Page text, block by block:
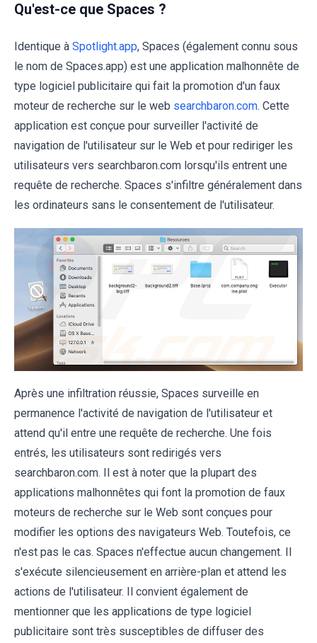
Qu'est-ce que Spaces ?
Identique à Spotlight.app, Spaces (également connu sous
le nom de Spaces.app) est une application malhonnête de
type logiciel publicitaire qui fait la promotion d'un faux
moteur de recherche sur le web searchbaron.com. Cette
application est conçue pour surveiller l'activité de
navigation de l'utilisateur sur le Web et pour rediriger les
utilisateurs vers searchbaron.com lorsqu'ils entrent une
requête de recherche. Spaces s'infiltre généralement dans
les ordinateurs sans le consentement de l'utilisateur.
Après une infiltration réussie, Spaces surveille en
permanence l'activité de navigation de l'utilisateur et
attend qu'il entre une requête de recherche. Une fois
entrés, les utilisateurs sont redirigés vers
searchbaron.com. Il est à noter que la plupart des
applications malhonnêtes qui font la promotion de faux
moteurs de recherche sur le Web sont conçues pour
modifier les options des navigateurs Web. Toutefois, ce
n'est pas le cas. Spaces n'effectue aucun changement. Il
s'exécute silencieusement en arrière-plan et attend les
actions de l'utilisateur. Il convient également de
mentionner que les applications de type logiciel
publicitaire sont très susceptibles de diffuser des